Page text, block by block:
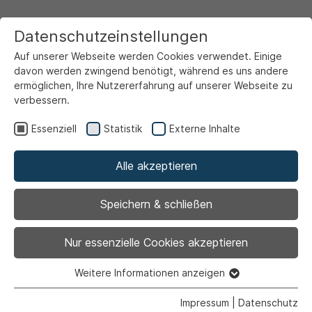
Stadtgeschichte
1541 bis 1597
Datenschutzeinstellungen
Auf unserer Webseite werden Cookies verwendet. Einige
davon werden zwingend benötigt, während es uns andere
ermöglichen, Ihre Nutzererfahrung auf unserer Webseite zu
verbessern.
Essenziell Statistik Externe Inhalte
Alle akzeptieren
Speichern & schließen
Nur essenzielle Cookies akzeptieren
Essenzielle Cookies werden für grundlegende Funktionen
Weitere Informationen anzeigen
Impressum Datenschutz